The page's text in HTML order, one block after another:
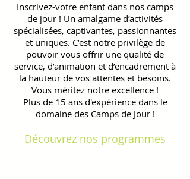
Inscrivez-votre enfant dans nos camps
de jour ! Un amalgame d’activités
spécialisées, captivantes, passionnantes
et uniques. C’est notre privilège de
pouvoir vous offrir une qualité de
service, d’animation et d’encadrement à
la hauteur de vos attentes et besoins.
Vous méritez notre excellence !
Plus de 15 ans d'expérience dans le
domaine des Camps de Jour !
Découvrez nos programmes